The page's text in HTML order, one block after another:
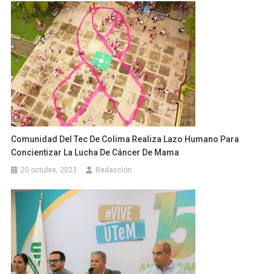
Comunidad Del Tec De Colima Realiza Lazo Humano Para
Concientizar La Lucha De Cáncer De Mama
20 octubre, 2023 Redacción